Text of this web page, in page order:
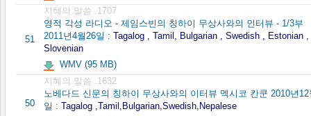
51
지혜의 말씀 .1707
영적 각성 라디오 - 제임스빈의 칭하이 무상사와의 인터뷰 - 1/3부
2011년4월26일 : Tagalog , Tamil, Bulgarian , Swedish , Estonian ,
Slovenian
WMV (95 MB)
50
지혜의 말씀 .1632
노베다드 신문의 칭하이 무상사와의 이터뷰 멕시코 칸쿤 2010년12
일 : Tagalog ,Tamil,Bulgarian,Swedish,Nepalese